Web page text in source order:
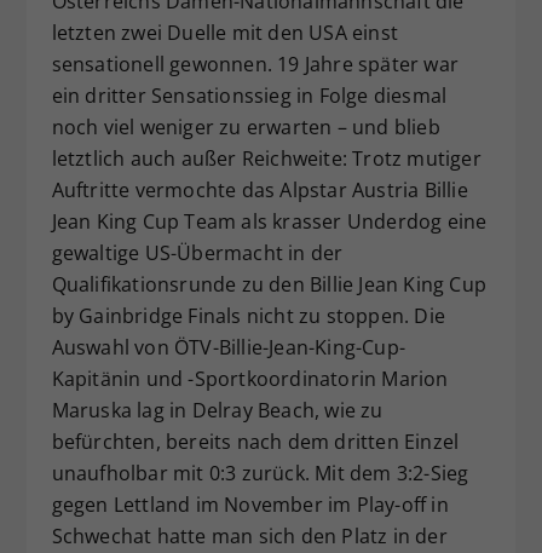
letzten zwei Duelle mit den USA einst
sensationell gewonnen. 19 Jahre später war
ein dritter Sensationssieg in Folge diesmal
noch viel weniger zu erwarten – und blieb
letztlich auch außer Reichweite: Trotz mutiger
Auftritte vermochte das Alpstar Austria Billie
Jean King Cup Team als krasser Underdog eine
gewaltige US-Übermacht in der
Qualifikationsrunde zu den Billie Jean King Cup
by Gainbridge Finals nicht zu stoppen. Die
Auswahl von ÖTV-Billie-Jean-King-Cup-
Kapitänin und -Sportkoordinatorin Marion
Maruska lag in Delray Beach, wie zu
befürchten, bereits nach dem dritten Einzel
unaufholbar mit 0:3 zurück. Mit dem 3:2-Sieg
gegen Lettland im November im Play-off in
Schwechat hatte man sich den Platz in der
Zweck
Dieser Wert speichert Ihre Consent-
Einstellungen. Unter anderem eine
zufällig generierte ID, für die
historische Speicherung Ihrer
vorgenommen Einstellungen, falls der
Webseiten-Betreiber dies eingestellt
hat.